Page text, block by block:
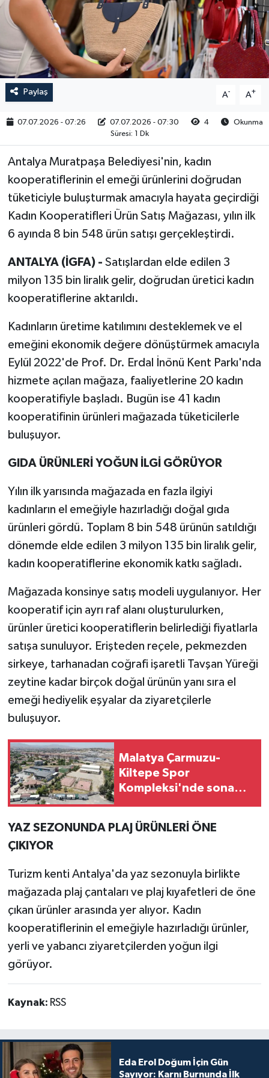
Paylaş A- A+
07.07.2026 - 07:26 07.07.2026 - 07:30 4
Okunma
Süresi: 1 Dk
Antalya Muratpaşa Belediyesi'nin, kadın
kooperatiflerinin el emeği ürünlerini doğrudan
tüketiciyle buluşturmak amacıyla hayata geçirdiği
Kadın Kooperatifleri Ürün Satış Mağazası, yılın ilk
6 ayında 8 bin 548 ürün satışı gerçekleştirdi.
ANTALYA (İGFA) - Satışlardan elde edilen 3
milyon 135 bin liralık gelir, doğrudan üretici kadın
kooperatiflerine aktarıldı.
Kadınların üretime katılımını desteklemek ve el
emeğini ekonomik değere dönüştürmek amacıyla
Eylül 2022'de Prof. Dr. Erdal İnönü Kent Parkı'nda
hizmete açılan mağaza, faaliyetlerine 20 kadın
kooperatifiyle başladı. Bugün ise 41 kadın
kooperatifinin ürünleri mağazada tüketicilerle
buluşuyor.
GIDA ÜRÜNLERİ YOĞUN İLGİ GÖRÜYOR
Yılın ilk yarısında mağazada en fazla ilgiyi
kadınların el emeğiyle hazırladığı doğal gıda
ürünleri gördü. Toplam 8 bin 548 ürünün satıldığı
dönemde elde edilen 3 milyon 135 bin liralık gelir,
kadın kooperatiflerine ekonomik katkı sağladı.
Mağazada konsinye satış modeli uygulanıyor. Her
kooperatif için ayrı raf alanı oluşturulurken,
ürünler üretici kooperatiflerin belirlediği fiyatlarla
satışa sunuluyor. Erişteden reçele, pekmezden
sirkeye, tarhanadan coğrafi işaretli Tavşan Yüreği
zeytine kadar birçok doğal ürünün yanı sıra el
emeği hediyelik eşyalar da ziyaretçilerle
buluşuyor.
Malatya Çarmuzu-
Kiltepe Spor
Kompleksi'nde sona
YAZ SEZONUNDA PLAJ ÜRÜNLERİ ÖNE
ÇIKIYOR
Turizm kenti Antalya'da yaz sezonuyla birlikte
mağazada plaj çantaları ve plaj kıyafetleri de öne
çıkan ürünler arasında yer alıyor. Kadın
kooperatiflerinin el emeğiyle hazırladığı ürünler,
yerli ve yabancı ziyaretçilerden yoğun ilgi
görüyor.
Kaynak: RSS
Eda Erol Doğum İçin Gün
Sayıyor: Karnı Burnunda İlk
RESMİ İLAN